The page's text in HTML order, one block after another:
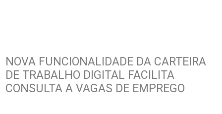
NOVA FUNCIONALIDADE DA CARTEIRA
DE TRABALHO DIGITAL FACILITA
CONSULTA A VAGAS DE EMPREGO